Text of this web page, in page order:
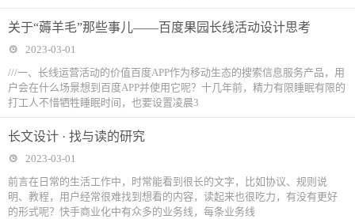
关于“薅羊毛”那些事儿——百度果园长线活动设计思考
2023-03-01
///一、长线运营活动的价值百度APP作为移动生态的搜索信息服务产品，用
户会在什么场景想到百度APP并使用它呢？十几年前，精力有限睡眠有限的
打工人不惜牺牲睡眠时间，也要设置凌晨3
长文设计 · 找与读的研究
2023-03-01
前言在日常的生活工作中，时常能看到很长的文字，比如协议、规则说
明、教程，用户经常很难找到想看的内容，读起来也很吃力，有没有更好
的形式呢？快手商业化中有众多的业务线，每条业务线